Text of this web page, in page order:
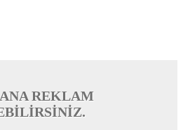
REKLAM